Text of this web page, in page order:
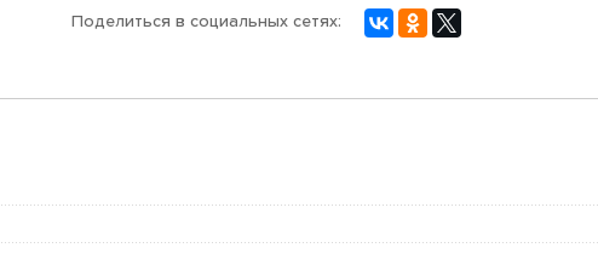
Поделиться в социальных сетях: